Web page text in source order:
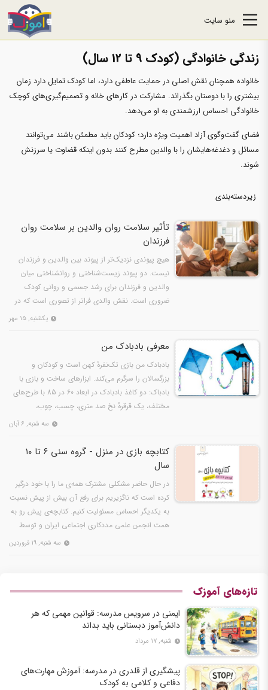
منو سایت
زندگی خانوادگی (کودک 9 تا 12 سال)
خانواده همچنان نقش اصلی در حمایت عاطفی دارد، اما کودک تمایل دارد زمان
بیشتری را با دوستان بگذراند. مشارکت در کارهای خانه و تصمیم‌گیری‌های کوچک
خانوادگی احساس ارزشمندی به او می‌دهد.
فضای گفت‌وگوی آزاد اهمیت ویژه دارد؛ کودکان باید مطمئن باشند می‌توانند
مسائل و دغدغه‌هایشان را با والدین مطرح کنند بدون اینکه قضاوت یا سرزنش
شوند.
زیردسته‌بندی
تأثیر سلامت روان والدین بر سلامت روان
فرزندان
هیچ پیوندی نزدیک‌تر از پیوند بین والدین و فرزندان
نیست. دو پیوند زیست‌شناختی و روانشناختی میان
والدین و فرزندان برای رشد جسمی و روانی کودک
ضروری است. نقش والدی فراتر از تصوری است که در
یکشنبه, ۱۵ مهر
معرفی بادبادک من
بادبادک من بازی تک‌نفرهٔ کهن است و کودکان و
بزرگسالان را سرگرم می‌کند. ابزارهای ساخت و بازی با
بادباک: دو کاغذ بادبادک در ابعاد 60 در 85 با طرح‌های
مختلف، یک قرقرهٔ نخ صد متری، چسب، چوب،
سه شنبه, ۶ آبان
کتابچه بازی در منزل - گروه سنی ۶ تا ۱۰
سال
در حال حاضر مشکلی مشترک همه‌ی ما را با خود درگیر
کرده است که ناگزیریم برای رفع آن بیش از پیش نسبت
به یکدیگر احساس مسئولیت کنیم. کتابچه‌ی پیش رو به
همت انجمن علمی مددکاری اجتماعی ایران و توسط
سه شنبه, ۱۹ فروردین
تازه‌های آموزک
ایمنی در سرویس مدرسه: قوانین مهمی که هر
دانش‌آموز دبستانی باید بداند
شنبه, ۱۷ مرداد
پیشگیری از قلدری در مدرسه: آموزش مهارت‌های
دفاعی و کلامی به کودک